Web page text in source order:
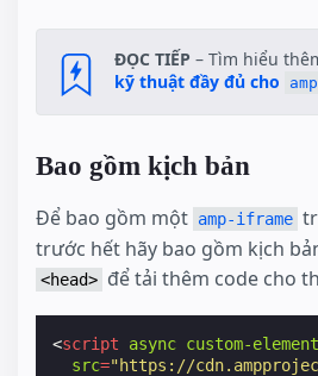
ĐỌC TIẾP – Tìm hiểu
kỹ thuật đầy đủ cho
Bao gồm kịch bản
Để bao gồm một amp-iframe
trước hết hãy bao gồm kịch
<head> để tải thêm code cho
<script async custom-
src="https://